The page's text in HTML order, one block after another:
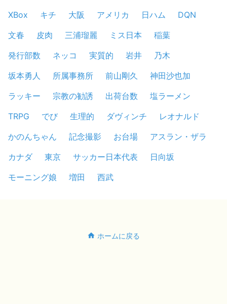
XBox
キチ 大阪 アメリカ 日ハム
DQN
文春
皮肉 三浦瑠麗 ミス日本
稲葉
発行部数
ネッコ 実質的 岩井
乃木
坂本勇人
所属事務所 前山剛久
神田沙也加
ラッキー
宗教の勧誘 出荷台数
塩ラーメン
TRPG
でび 生理的 ダヴィンチ
レオナルド
かのんちゃん
記念撮影 お台場
アスラン・ザラ
カナダ
東京 サッカー日本代表
日向坂
モーニング娘
増田 西武
ホームに戻る